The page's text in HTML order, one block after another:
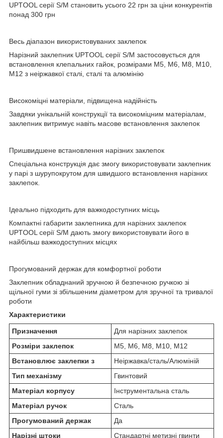
UPTOOL серії S/M становить усього 22 грн за ціни конкурентів
понад 300 грн
Весь діапазон використовуваних заклепок
Нарізний заклепник UPTOOL серії S/M застосовується для
встановлення клепальних гайок, розмірами М5, М6, М8, М10,
М12 з неіржавкої сталі, сталі та алюмінію
Високоміцні матеріали, підвищена надійність
Завдяки унікальній конструкції та високоміцним матеріалам,
заклепник витримує навіть масове встановлення заклепок
Пришвидшене встановлення нарізних заклепок
Спеціальна конструкція дає змогу використовувати заклепник
у парі з шурупокрутом для швидшого встановлення нарізних
заклепок.
Ідеально підходить для важкодоступних місць
Компактні габарити заклепника для нарізних заклепок
UPTOOL серії S/M дають змогу використовувати його в
найбільш важкодоступних місцях
Прогумований держак для комфортної роботи
Заклепник обладнаний зручною й безпечною ручкою зі
щільної гуми зі збільшеним діаметром для зручної та тривалої
роботи
Характеристики
Призначення
Для нарізних заклепок
Розміри заклепок
М5, М6, М8, М10, М12
Встановлює заклепки з
Неіржавка/сталь/Алюміній
Тип механізму
Гвинтовий
Матеріал корпусу
Інструментальна сталь
Матеріал ручок
Сталь
Прогумований держак
Да
Нарізні штоки
Стандартні метизні гвинти